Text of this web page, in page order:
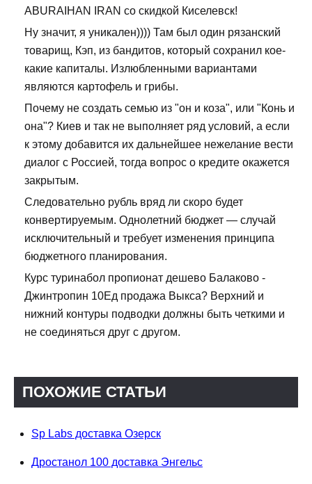
ABURAIHAN IRAN со скидкой Киселевск!
Ну значит, я уникален)))) Там был один рязанский
товарищ, Кэп, из бандитов, который сохранил кое-
какие капиталы. Излюбленными вариантами
являются картофель и грибы.
Почему не создать семью из "он и коза", или "Конь и
она"? Киев и так не выполняет ряд условий, а если
к этому добавится их дальнейшее нежелание вести
диалог с Россией, тогда вопрос о кредите окажется
закрытым.
Следовательно рубль вряд ли скоро будет
конвертируемым. Однолетний бюджет — случай
исключительный и требует изменения принципа
бюджетного планирования.
Курс туринабол пропионат дешево Балаково -
Джинтропин 10Ед продажа Выкса? Верхний и
нижний контуры подводки должны быть четкими и
не соединяться друг с другом.
ПОХОЖИЕ СТАТЬИ
Sp Labs доставка Озерск
Дростанол 100 доставка Энгельс